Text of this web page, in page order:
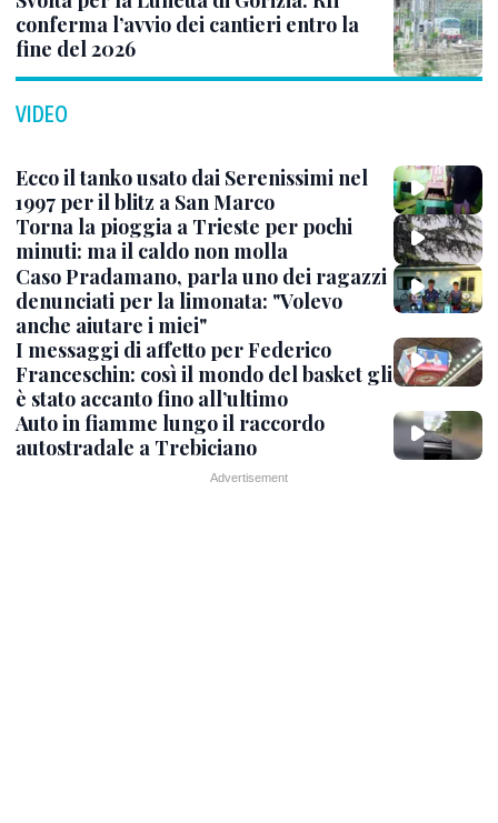
conferma l’avvio dei cantieri entro la
fine del 2026
VIDEO
Ecco il tanko usato dai Serenissimi nel
1997 per il blitz a San Marco
Torna la pioggia a Trieste per pochi
minuti: ma il caldo non molla
Caso Pradamano, parla uno dei ragazzi
denunciati per la limonata: "Volevo
anche aiutare i miei"
I messaggi di affetto per Federico
Franceschin: così il mondo del basket gli
è stato accanto fino all’ultimo
Auto in fiamme lungo il raccordo
autostradale a Trebiciano